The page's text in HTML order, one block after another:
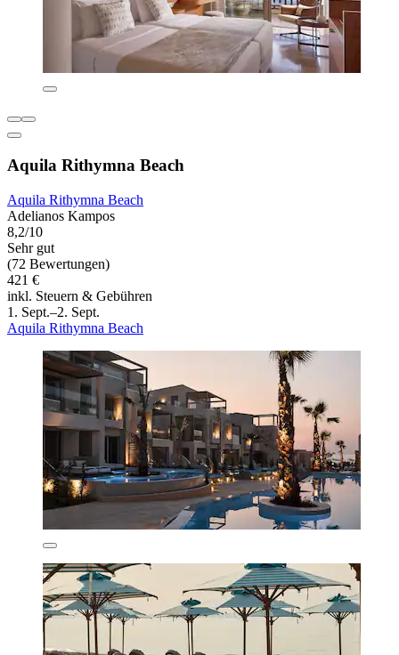
Aquila Rithymna Beach
Aquila Rithymna Beach
Adelianos Kampos
8,2/10
Sehr gut
(72 Bewertungen)
421 €
inkl. Steuern & Gebühren
1. Sept.–2. Sept.
Aquila Rithymna Beach